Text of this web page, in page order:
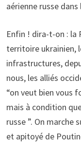
aérienne russe
Enfin ! dira-t-on : la
territoire ukrainien,
infrastructures,
nous, les alliés
“on veut bien vous
mais à condition
russe ”. On marche
et apitoyé de